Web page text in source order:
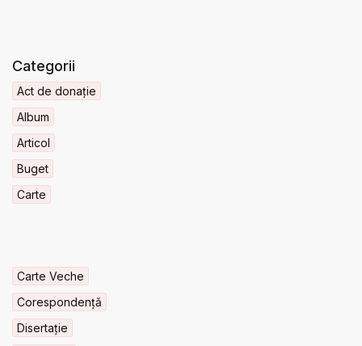
Categorii
Act de donație
Album
Articol
Buget
Carte
Carte Veche
Corespondență
Disertație